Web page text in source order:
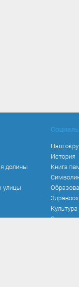
долины
улицы
Наш
История
Книга
Культура
Спорт